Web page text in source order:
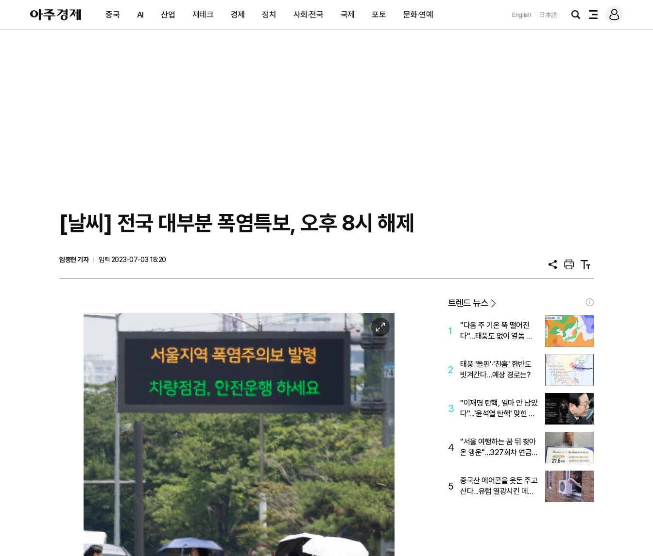
아
주
제
중국 AI 산업 재테크 경제 정치 사회·전국 국제 포토 문화·연예 English 日本語
검
전
메
그
[날씨] 전국 대부분 폭염특보, 오후 8시 해제
임종현 기자
입력 2023-07-03 18:20
공
프
트
텍
트
이
미
지
트렌드 뉴스
1
"다음 주 기온 뚝 떨어진
다"…태풍도 없이 열돔 박
2
태풍 '돌핀'·'찬홈' 한반도
빗겨간다…예상 경로는?
3
"이재명 탄핵, 얼마 안 남았
다"...'윤석열 탄핵' 맞힌 무
4
"서울 여행하는 꿈 뒤 찾아
온 행운"…327회차 연금
5
중국산 에어콘을 웃돈 주고
산다...유럽 열광시킨 메이